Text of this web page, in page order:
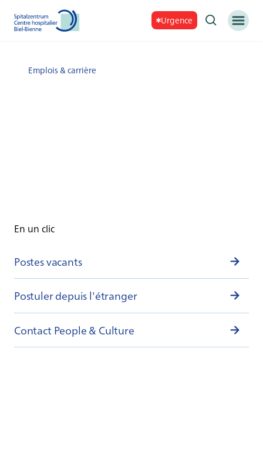
Urgence
Emplois & carrière
En un clic
Postes vacants
Postuler depuis l'étranger
Contact People & Culture